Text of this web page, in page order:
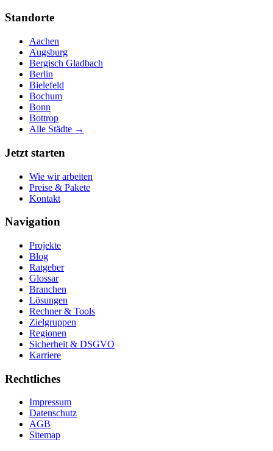
Standorte
Aachen
Augsburg
Bergisch Gladbach
Berlin
Bielefeld
Bochum
Bonn
Bottrop
Alle Städte →
Jetzt starten
Wie wir arbeiten
Preise & Pakete
Kontakt
Navigation
Projekte
Blog
Ratgeber
Glossar
Branchen
Lösungen
Rechner & Tools
Zielgruppen
Regionen
Sicherheit & DSGVO
Karriere
Rechtliches
Impressum
Datenschutz
AGB
Sitemap